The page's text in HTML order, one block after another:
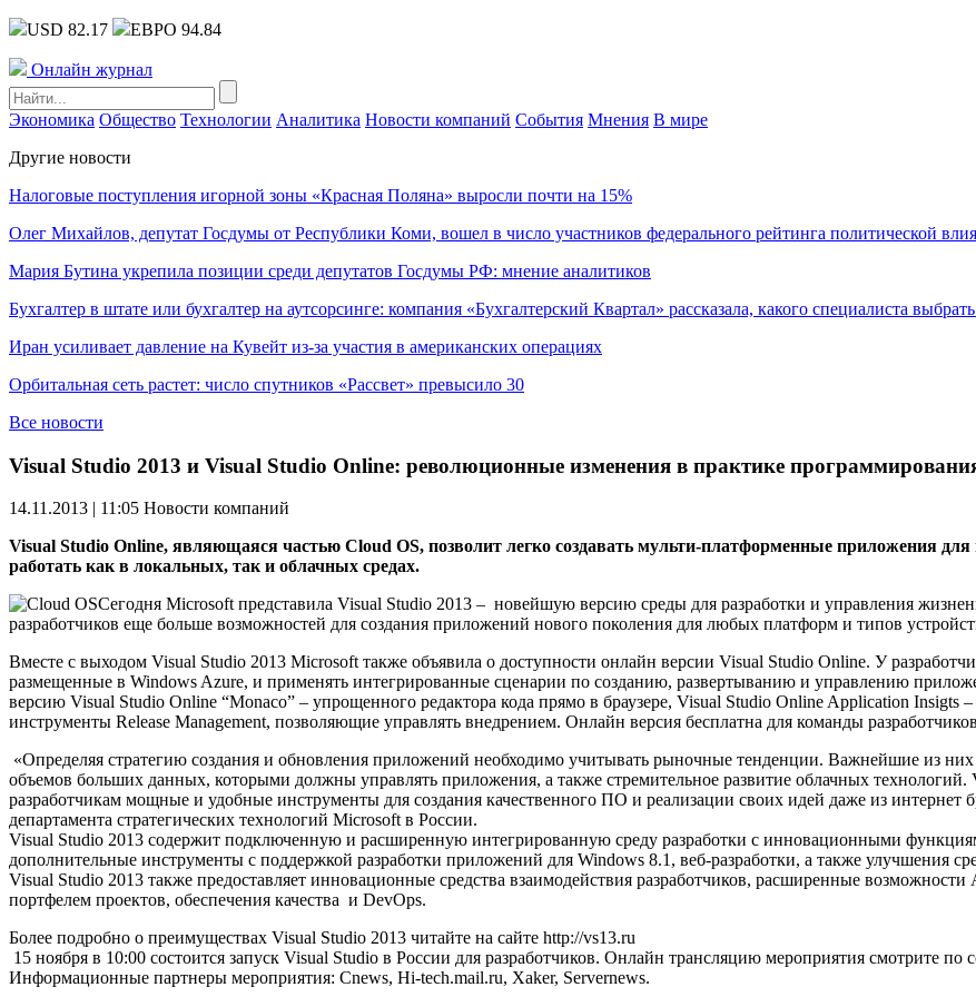
USD 82.17 ЕВРО 94.84
Онлайн журнал
Экономика Общество Технологии Аналитика Новости компаний События Мнения В мире
Другие новости
Налоговые поступления игорной зоны «Красная Поляна» выросли почти на 15%
Олег Михайлов, депутат Госдумы от Республики Коми, вошел в число участников федерального рейтинга политической
Мария Бутина укрепила позиции среди депутатов Госдумы РФ: мнение аналитиков
Бухгалтер в штате или бухгалтер на аутсорсинге: компания «Бухгалтерский Квартал» рассказала, какого специалиста
Иран усиливает давление на Кувейт из-за участия в американских операциях
Орбитальная сеть растет: число спутников «Рассвет» превысило 30
Все новости
Visual Studio 2013 и Visual Studio Online: революционные изменения в практике
14.11.2013 | 11:05 Новости компаний
Visual Studio Online, являющаяся частью Cloud OS, позволит легко создавать мульти-платформенные приложения
работать как в локальных, так и облачных средах.
Сегодня Microsoft представила Visual Studio 2013 – новейшую версию среды для разработки и управления
разработчиков еще больше возможностей для создания приложений нового поколения для любых платформ и типов
Вместе с выходом Visual Studio 2013 Microsoft также объявила о доступности онлайн версии Visual Studio Online. У
размещенные в Windows Azure, и применять интегрированные сценарии по созданию, развертыванию и управлению
версию Visual Studio Online “Monaco” – упрощенного редактора кода прямо в браузере, Visual Studio Online Application Insigts
инструменты Release Management, позволяющие управлять внедрением. Онлайн версия бесплатна для команды
«Определяя стратегию создания и обновления приложений необходимо учитывать рыночные тенденции. Важнейшие из них
объемов больших данных, которыми должны управлять приложения, а также стремительное развитие облачных технологий.
разработчикам мощные и удобные инструменты для создания качественного ПО и реализации своих идей даже из
департамента стратегических технологий Microsoft в России.
Visual Studio 2013 содержит подключенную и расширенную интегрированную среду разработки с инновационными
дополнительные инструменты с поддержкой разработки приложений для Windows 8.1, веб-разработки, а также улучшения
Visual Studio 2013 также предоставляет инновационные средства взаимодействия разработчиков, расширенные
портфелем проектов, обеспечения качества и DevOps.
Более подробно о преимуществах Visual Studio 2013 читайте на сайте http://vs13.ru
15 ноября в 10:00 состоится запуск Visual Studio в России для разработчиков. Онлайн трансляцию мероприятия смотрите по
Информационные партнеры мероприятия: Cnews, Hi-tech.mail.ru, Xaker, Servernews.